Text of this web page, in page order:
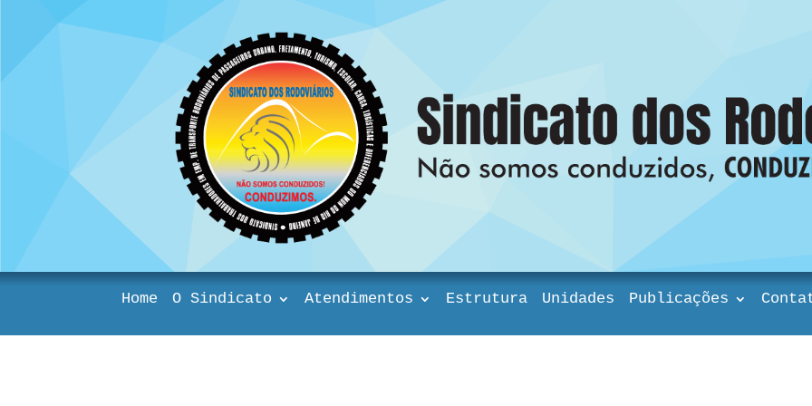
Home O Sindicato Atendimentos Estrutura Unidades Publicações